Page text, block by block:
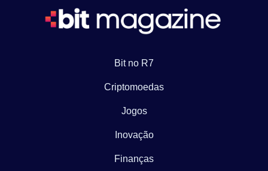
Bit no R7
Criptomoedas
Jogos
Inovação
Finanças